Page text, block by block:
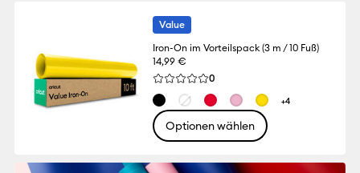
Value
Iron-On im Vorteilspack (3 m / 10 Fuß)
14,99 €
Die durchschnittliche Bewertung für
0
+4
Optionen wählen